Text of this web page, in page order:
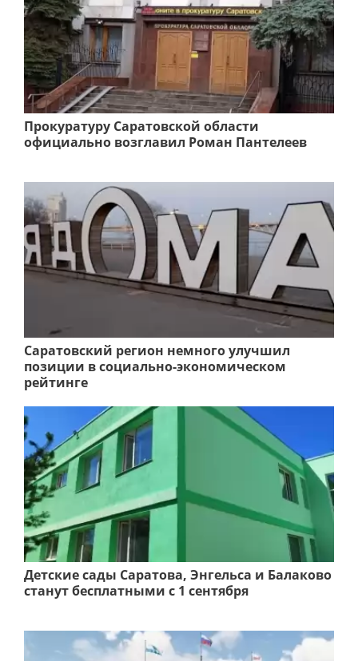
Прокуратуру Саратовской области
официально возглавил Роман Пантелеев
Саратовский регион немного улучшил
позиции в социально-экономическом
рейтинге
Детские сады Саратова, Энгельса и Балаково
станут бесплатными с 1 сентября